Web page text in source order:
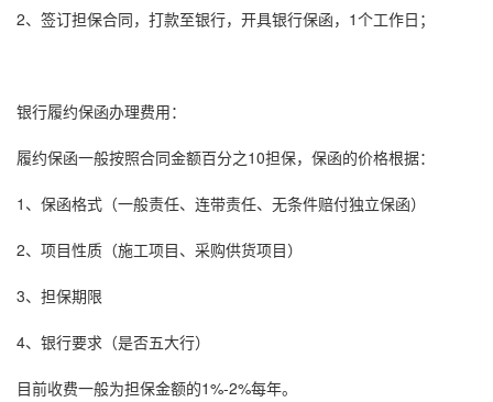
2、签订担保合同，打款至银行，开具银行保函，1个工作日；
银行履约保函办理费用：
履约保函一般按照合同金额百分之10担保，保函的价格根据：
1、 保函格式 （一般责任、连带责任、无条件赔付独立保函）
2、项目性质（施工项目、采购供货项目）
3、担保期限
4、银行要求（是否五大行）
目前收费一般为担保金额的1%-2%每年。